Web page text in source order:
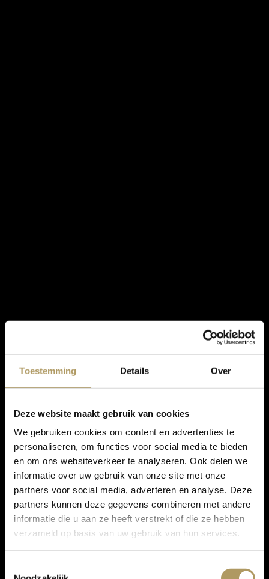
Toestemming Details Over
Deze website maakt gebruik van cookies
We gebruiken cookies om content en advertenties te
personaliseren, om functies voor social media te bieden
en om ons websiteverkeer te analyseren. Ook delen we
informatie over uw gebruik van onze site met onze
partners voor social media, adverteren en analyse. Deze
partners kunnen deze gegevens combineren met andere
informatie die u aan ze heeft verstrekt of die ze hebben
verzameld op basis van uw gebruik van hun services.